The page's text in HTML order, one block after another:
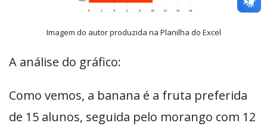
Imagem do autor produzida na Planilha do Excel
A análise do gráfico:
Como vemos, a banana é a fruta preferida
de 15 alunos, seguida pelo morango com 12